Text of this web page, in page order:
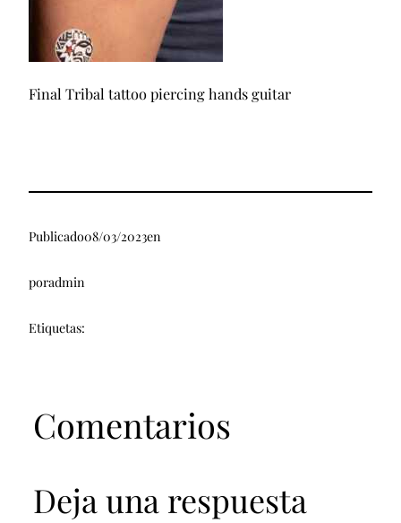
Final Tribal tattoo piercing hands guitar
Publicado08/03/2023en
poradmin
Etiquetas:
Comentarios
Deja una respuesta